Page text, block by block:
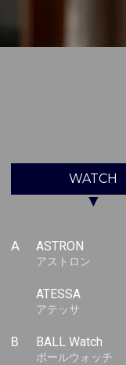
WATCH
▼
A ASTRON
アストロン
ATESSA
アテッサ
B BALL Watch
ボールウォッチ